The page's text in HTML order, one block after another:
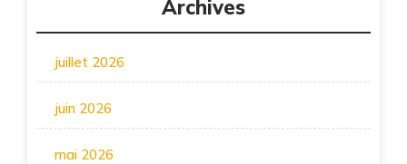
Archives
juillet 2026
juin 2026
mai 2026